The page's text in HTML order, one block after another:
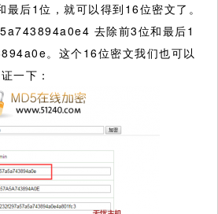
后1位，就可以得到16位密文了。
去除前3位和最后1
。这个16位密文我们也可以
一下：